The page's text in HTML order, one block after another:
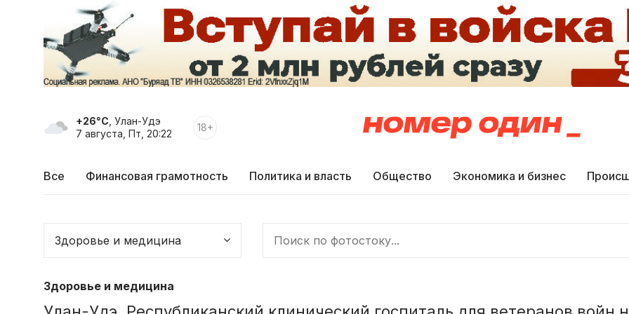
+26°C , Улан-Удэ
7 августа, Пт, 20:22
18+
Все Финансовая грамотность Политика и власть Общество Экономика и бизнес
Здоровье и медицина